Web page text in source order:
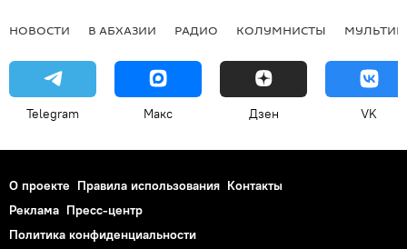
НОВОСТИ В АБХАЗИИ РАДИО КОЛУМНИСТЫ
Telegram Макс Дзен VK
О проекте Правила использования Контакты
Реклама Пресс-центр
Политика конфиденциальности